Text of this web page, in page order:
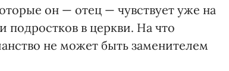
он — отец — чувствует уже на
подростков в церкви. На что
не может быть заменителем